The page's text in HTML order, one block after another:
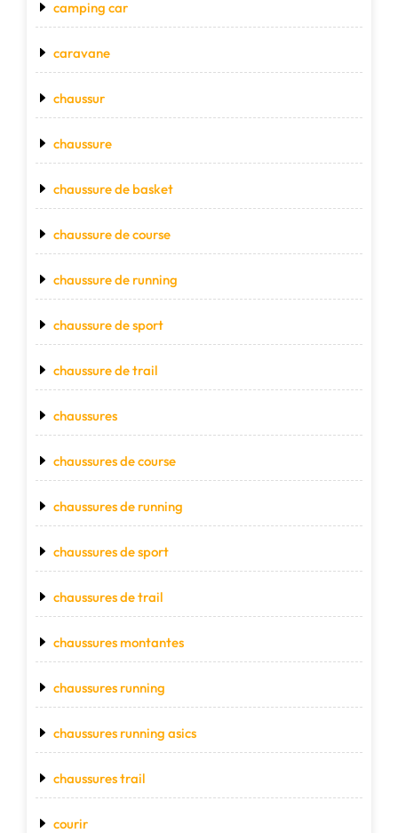
camping car
caravane
chaussur
chaussure
chaussure de basket
chaussure de course
chaussure de running
chaussure de sport
chaussure de trail
chaussures
chaussures de course
chaussures de running
chaussures de sport
chaussures de trail
chaussures montantes
chaussures running
chaussures running asics
chaussures trail
courir